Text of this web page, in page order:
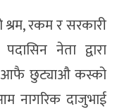
रकम र सरकारी
नेता द्वारा
आफै छुट्याऔ कस्को
नागरिक दाजुभाई